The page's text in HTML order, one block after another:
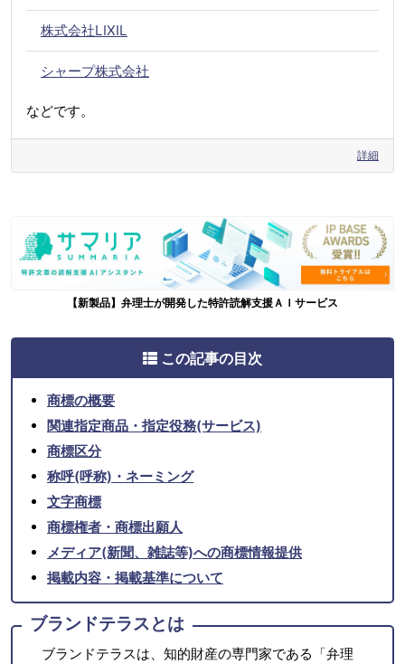
株式会社LIXIL
シャープ株式会社
などです。
詳細
【新製品】弁理士が開発した特許読解支援ＡＩサービス
この記事の目次
商標の概要
関連指定商品・指定役務(サービス)
商標区分
称呼(呼称)・ネーミング
文字商標
商標権者・商標出願人
メディア(新聞、雑誌等)への商標情報提供
掲載内容・掲載基準について
ブランドテラスとは
ブランドテラスは、知的財産の専門家である「弁理